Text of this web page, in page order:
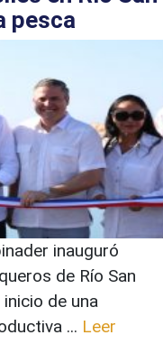
pesca
inauguró
de Río San
de una
... Leer